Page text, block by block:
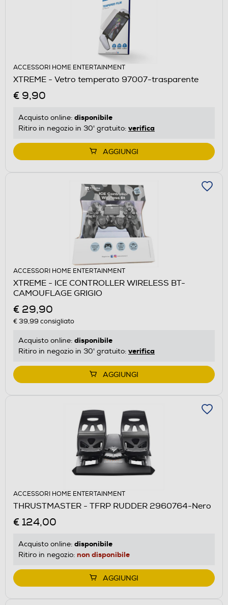
ACCESSORI HOME ENTERTAINMENT
XTREME - Vetro temperato 97007-trasparente
€ 9,90
Acquisto online: disponibile
Ritiro in negozio in 30' gratuito: verifica
AGGIUNGI
ACCESSORI HOME ENTERTAINMENT
XTREME - ICE CONTROLLER WIRELESS BT-
CAMOUFLAGE GRIGIO
€ 29,90
€ 39,99 consigliato
Acquisto online: disponibile
Ritiro in negozio in 30' gratuito: verifica
AGGIUNGI
ACCESSORI HOME ENTERTAINMENT
THRUSTMASTER - TFRP RUDDER 2960764-Nero
€ 124,00
Acquisto online: disponibile
Ritiro in negozio: non disponibile
AGGIUNGI